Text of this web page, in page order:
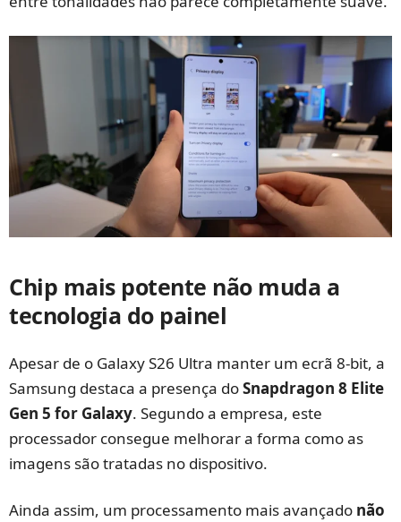
Chip mais potente não muda a
tecnologia do painel
Apesar de o Galaxy S26 Ultra manter um ecrã 8-bit, a
Samsung destaca a presença doSnapdragon 8 Elite
Gen 5 for Galaxy. Segundo a empresa, este
processador consegue melhorar a forma como as
imagens são tratadas no dispositivo.
Ainda assim, um processamento mais avançado não